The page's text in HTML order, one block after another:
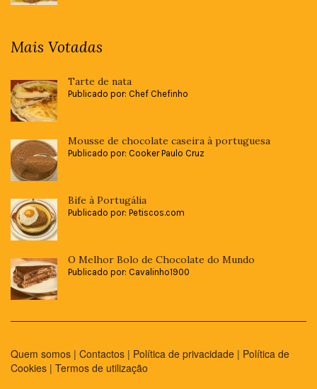
Mais Votadas
Tarte de nata
Publicado por: Chef Chefinho
Mousse de chocolate caseira à portuguesa
Publicado por: Cooker Paulo Cruz
Bife à Portugália
Publicado por: Petiscos.com
O Melhor Bolo de Chocolate do Mundo
Publicado por: Cavalinho1900
Quem somos | Contactos | Política de privacidade | Política de
Cookies | Termos de utilização